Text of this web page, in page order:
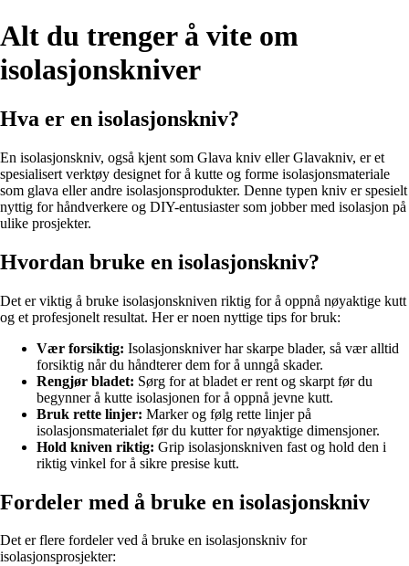
Alt du trenger å vite om
isolasjonskniver
Hva er en isolasjonskniv?
En isolasjonskniv, også kjent som Glava kniv eller Glavakniv, er et
spesialisert verktøy designet for å kutte og forme isolasjonsmateriale
som glava eller andre isolasjonsprodukter. Denne typen kniv er spesielt
nyttig for håndverkere og DIY-entusiaster som jobber med isolasjon på
ulike prosjekter.
Hvordan bruke en isolasjonskniv?
Det er viktig å bruke isolasjonskniven riktig for å oppnå nøyaktige kutt
og et profesjonelt resultat. Her er noen nyttige tips for bruk:
Vær forsiktig: Isolasjonskniver har skarpe blader, så vær alltid
forsiktig når du håndterer dem for å unngå skader.
Rengjør bladet: Sørg for at bladet er rent og skarpt før du
begynner å kutte isolasjonen for å oppnå jevne kutt.
Bruk rette linjer: Marker og følg rette linjer på
isolasjonsmaterialet før du kutter for nøyaktige dimensjoner.
Hold kniven riktig: Grip isolasjonskniven fast og hold den i
riktig vinkel for å sikre presise kutt.
Fordeler med å bruke en isolasjonskniv
Det er flere fordeler ved å bruke en isolasjonskniv for
isolasjonsprosjekter: